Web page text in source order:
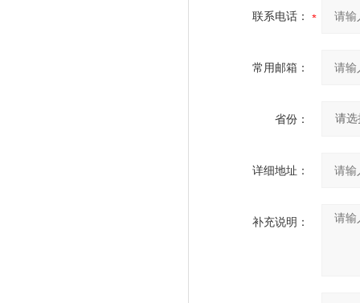
联系电话：
常用邮箱：
省份：
详细地址：
补充说明：